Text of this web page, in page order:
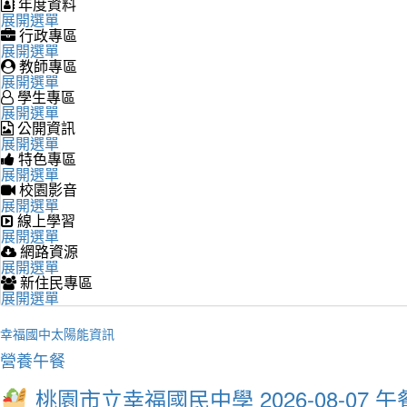
展開選單
行政專區
展開選單
教師專區
展開選單
學生專區
展開選單
公開資訊
展開選單
特色專區
展開選單
校園影音
展開選單
線上學習
展開選單
網路資源
展開選單
新住民專區
展開選單
幸福國中太陽能資訊
營養午餐
桃園市立幸福國民中學 2026-08-07 午